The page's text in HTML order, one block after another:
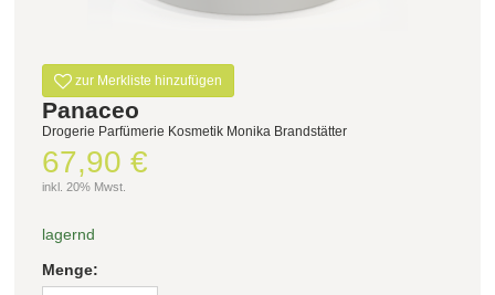
zur Merkliste hinzufügen
Panaceo
Drogerie Parfümerie Kosmetik Monika Brandstätter
67,90 €
inkl. 20% Mwst.
lagernd
Menge: